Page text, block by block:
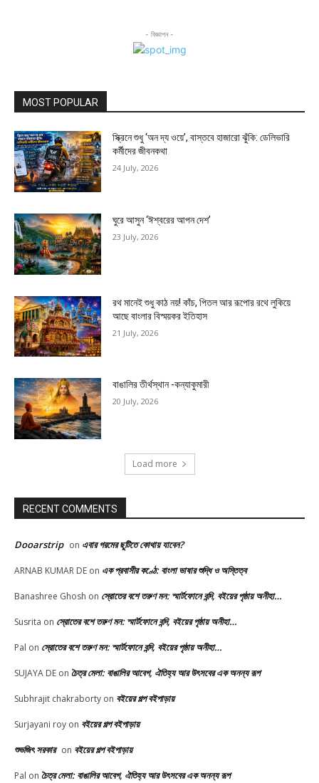
- বিজ্ঞাপন -
MOST POPULAR
স্ক্রিনে শুধু ‘অন দ্য ওয়ে’, বাস্তবে হাজারো ঝুঁকি: ডেলিভারি
কর্মীদের জীবনকথা
24 July, 2026
ঘুরে আসুন ‘ঈশ্বরের আপন দেশ’
23 July, 2026
রথ মানেই শুধু কাঠ নয়! কাঁচ, পিতল আর রূপোর রথে লুকিয়ে
আছে বাংলার বিস্ময়কর ইতিহাস
21 July, 2026
বাঙালির তীর্থস্থান -কন্যাকুমারী
20 July, 2026
Load more
RECENT COMMENTS
Dooarstrip on এবার গরমের ছুটিতে কোথায় যাবেন?
ARNAB KUMAR DE on এক প্রবাসীর কণ্ঠে: বাংলা ভাষার শুদ্ধি ও অস্তিত্ব
Banashree Ghosh on স্রোতের বশে তরুণ মন: স্মার্টফোনে বন্দি, বইয়ের পৃষ্ঠায় অনীহা…
Susrita on স্রোতের বশে তরুণ মন: স্মার্টফোনে বন্দি, বইয়ের পৃষ্ঠায় অনীহা…
Pal on স্রোতের বশে তরুণ মন: স্মার্টফোনে বন্দি, বইয়ের পৃষ্ঠায় অনীহা…
SUJAYA DE on চৈত্র মেলা: বাঙালির আবেগ, ঐতিহ্য আর উৎসবের এক অনন্য রূপ
Subhrajit chakraborty on বইয়ের গল্প বইপাড়ায়
Surjayani roy on বইয়ের গল্প বইপাড়ায়
শুভজিৎ সরকার on বইয়ের গল্প বইপাড়ায়
Pal on চৈত্র মেলা: বাঙালির আবেগ, ঐতিহ্য আর উৎসবের এক অনন্য রূপ